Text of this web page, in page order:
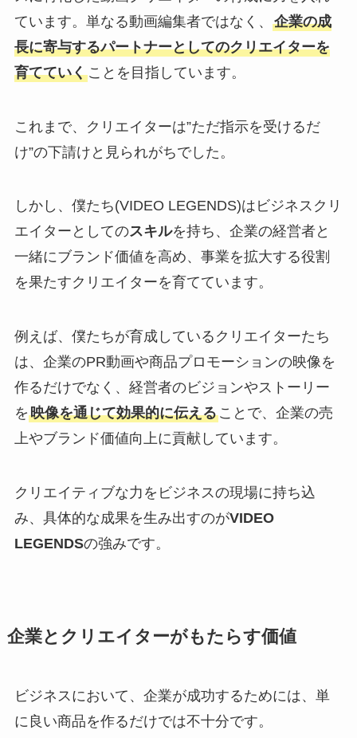
ています。単なる動画編集者ではなく、 企業の成
長に寄与するパートナーとしてのクリエイターを
育てていくことを目指しています。
これまで、クリエイターは”ただ指示を受けるだ
け”の下請けと見られがちでした。
しかし、僕たち(VIDEO LEGENDS)はビジネスクリ
エイターとしてのスキルを持ち、企業の経営者と
一緒にブランド価値を高め、事業を拡大する役割
を果たすクリエイターを育てています。
例えば、僕たちが育成しているクリエイターたち
は、企業のPR動画や商品プロモーションの映像を
作るだけでなく、経営者のビジョンやストーリー
を映像を通じて効果的に伝えることで、企業の売
上やブランド価値向上に貢献しています。
クリエイティブな力をビジネスの現場に持ち込
み、具体的な成果を生み出すのがVIDEO
LEGENDSの強みです。
企業とクリエイターがもたらす価値
ビジネスにおいて、企業が成功するためには、単
に良い商品を作るだけでは不十分です。